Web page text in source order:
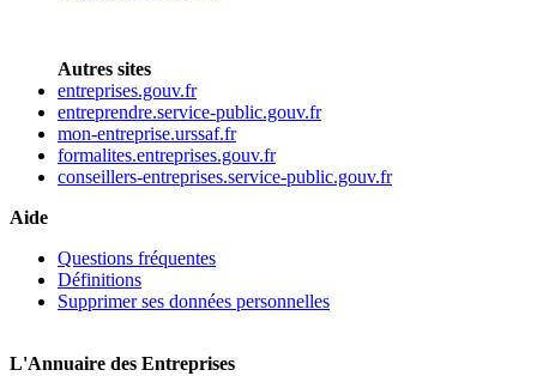
Autres sites
entreprises.gouv.fr
entreprendre.service-public.gouv.fr
mon-entreprise.urssaf.fr
formalites.entreprises.gouv.fr
conseillers-entreprises.service-public.gouv.fr
Aide
Questions fréquentes
Définitions
Supprimer ses données personnelles
L'Annuaire des Entreprises